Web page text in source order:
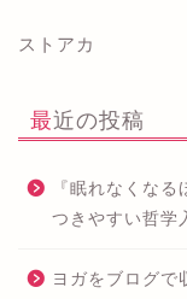
ストアカ
最近の投稿
『眠れなくな
つきやすい哲学
ヨガをブログで